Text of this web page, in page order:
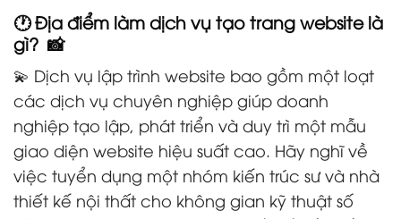
🕐 Địa điểm làm dịch vụ tạo trang website là
gì? 📸
💫 Dịch vụ lập trình website bao gồm một loạt
các dịch vụ chuyên nghiệp giúp doanh
nghiệp tạo lập, phát triển và duy trì một mẫu
giao diện website hiệu suất cao. Hãy nghĩ về
việc tuyển dụng một nhóm kiến trúc sư và nhà
thiết kế nội thất cho không gian kỹ thuật số